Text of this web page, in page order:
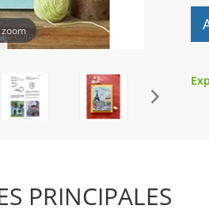
PRINCIPALES